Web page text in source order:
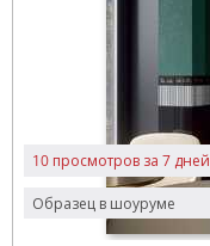
Образец в шоуруме
10 просмотров за 7 дней